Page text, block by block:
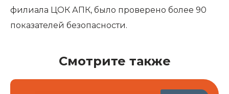
филиала ЦОК АПК, было проверено более 90
показателей безопасности.
Смотрите также